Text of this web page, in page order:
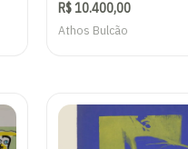
R$10.400,00
Athos Bulcão